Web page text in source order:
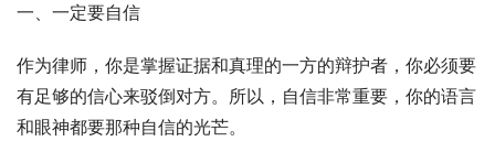
一、一定要自信
作为律师，你是掌握证据和真理的一方的辩护者，你必须要
有足够的信心来驳倒对方。所以，自信非常重要，你的语言
和眼神都要那种自信的光芒。